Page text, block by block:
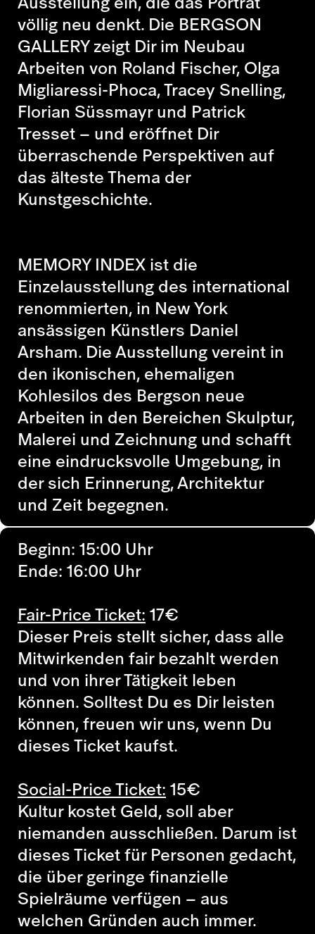
völlig neu denkt. Die BERGSON
GALLERY zeigt Dir im Neubau
Arbeiten von Roland Fischer, Olga
Migliaressi-Phoca, Tracey Snelling,
Florian Süssmayr und Patrick
Tresset – und eröffnet Dir
überraschende Perspektiven auf
das älteste Thema der
Kunstgeschichte.
MEMORY INDEX ist die
Einzelausstellung des international
renommierten, in New York
ansässigen Künstlers Daniel
Arsham. Die Ausstellung vereint in
den ikonischen, ehemaligen
Kohlesilos des Bergson neue
Arbeiten in den Bereichen Skulptur,
Malerei und Zeichnung und schafft
eine eindrucksvolle Umgebung, in
der sich Erinnerung, Architektur
und Zeit begegnen.
Beginn: 15:00 Uhr
Ende: 16:00 Uhr
Fair-Price Ticket:17€
Dieser Preis stellt sicher, dass alle
Mitwirkenden fair bezahlt werden
und von ihrer Tätigkeit leben
können. Solltest Du es Dir leisten
können, freuen wir uns, wenn Du
dieses Ticket kaufst.
Social-Price Ticket:15€
Kultur kostet Geld, soll aber
niemanden ausschließen. Darum ist
dieses Ticket für Personen gedacht,
die über geringe finanzielle
Spielräume verfügen – aus
welchen Gründen auch immer.